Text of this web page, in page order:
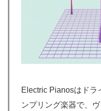
Electric Pianosはドラ
ンプリング楽器で、